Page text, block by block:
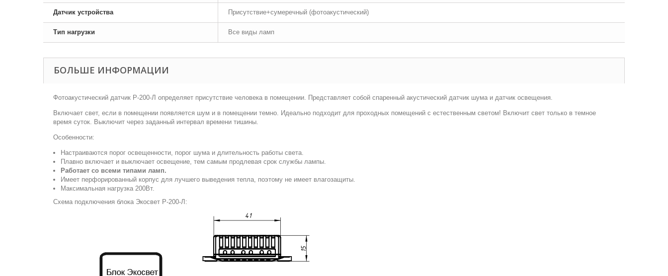
Датчик устройства Присутствие+сумеречный (фотоакустический)
Тип нагрузки Все виды ламп
БОЛЬШЕ ИНФОРМАЦИИ
Фотоакустический датчик Р-200-Л определяет присутствие человека в помещении. Предcтавляет собой спаренный акустический датчик шума и датчик освещения.
Включает свет, если в помещении появляется шум и в помещении темно. Идеально подходит для проходных помещений с естественным светом! Включит свет только в темное
время суток. Выключит через заданный интервал времени тишины.
Особенности:
Настраиваются порог освещенности, порог шума и длительность работы света.
Плавно включает и выключает освещение, тем самым продлевая срок службы лампы.
Работает со всеми типами ламп.
Имеет перфорированный корпус для лучшего выведения тепла, поэтому не имеет влагозащиты.
Максимальная нагрузка 200Вт.
Схема подключения блока Экосвет Р-200-Л: